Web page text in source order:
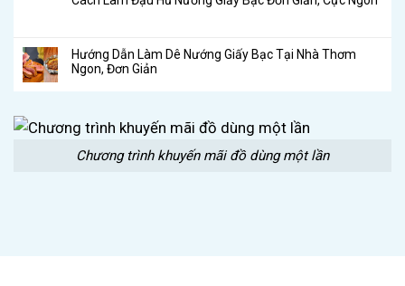
Hướng Dẫn Làm Dê Nướng Giấy Bạc Tại Nhà Thơm
Ngon, Đơn Giản
Chương trình khuyến mãi đồ dùng một lần